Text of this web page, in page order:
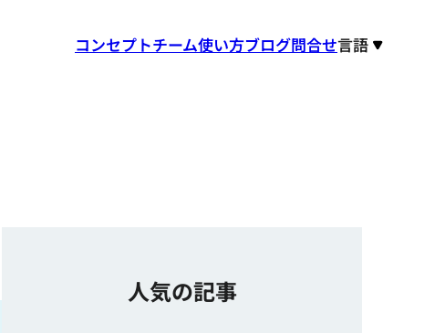
コンセプトチーム使い方ブログ問合せ言語
人気の記事